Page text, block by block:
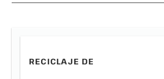
RECICLAJE DE